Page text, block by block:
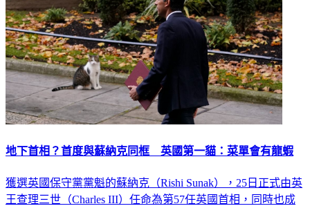
地下首相？首度與蘇納克同框 英國第一貓：菜單會有龍蝦
獲選英國保守黨黨魁的蘇納克（Rishi Sunak），25日正式由英
王查理三世（Charles III）任命為第57任英國首相，同時也成